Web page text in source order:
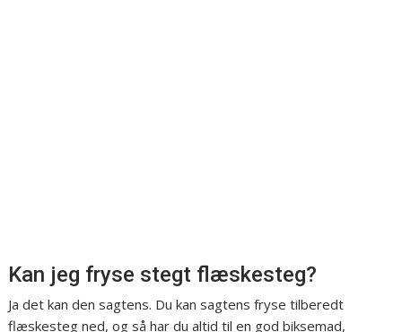
Kan jeg fryse stegt flæskesteg?
Ja det kan den sagtens. Du kan sagtens fryse tilberedt
flæskesteg ned, og så har du altid til en god biksemad,